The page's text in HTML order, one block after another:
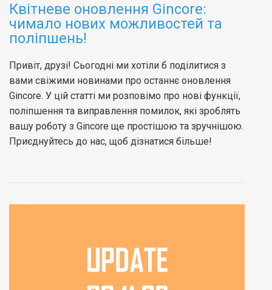
Квітневе оновлення Gincore:
чимало нових можливостей та
поліпшень!
Привіт, друзі! Сьогодні ми хотіли б поділитися з
вами свіжими новинами про останнє оновлення
Gincore. У цій статті ми розповімо про нові функції,
поліпшення та виправлення помилок, які зроблять
вашу роботу з Gincore ще простішою та зручнішою.
Приєднуйтесь до нас, щоб дізнатися більше!